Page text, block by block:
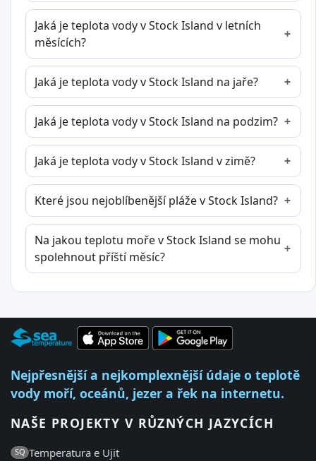
Jaká je teplota vody v Stock Island v letních
měsících?
Jaká je teplota vody v Stock Island na jaře?
Jaká je teplota vody v Stock Island na podzim?
Jaká je teplota vody v Stock Island v zimě?
Které jsou nejoblíbenější pláže v Stock Island?
Na jakou teplotu moře v Stock Island se mohu
spolehnout příští měsíc?
Nejpřesnější a nejkomplexnější údaje o teplotě
vody moří, oceánů, jezer a řek na internetu.
NAŠE PROJEKTY V RŮZNÝCH JAZYCÍCH
SQ Temperatura e Ujit